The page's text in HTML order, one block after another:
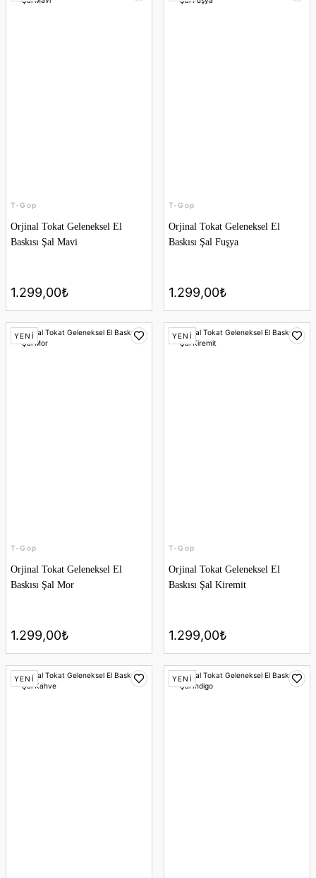
T-Gop
Orjinal Tokat Geleneksel El
Baskısı Şal Mavi
1.299,00₺
T-Gop
Orjinal Tokat Geleneksel El
Baskısı Şal Fuşya
1.299,00₺
YENİ
T-Gop
Orjinal Tokat Geleneksel El
Baskısı Şal Mor
1.299,00₺
YENİ
T-Gop
Orjinal Tokat Geleneksel El
Baskısı Şal Kiremit
1.299,00₺
YENİ YENİ